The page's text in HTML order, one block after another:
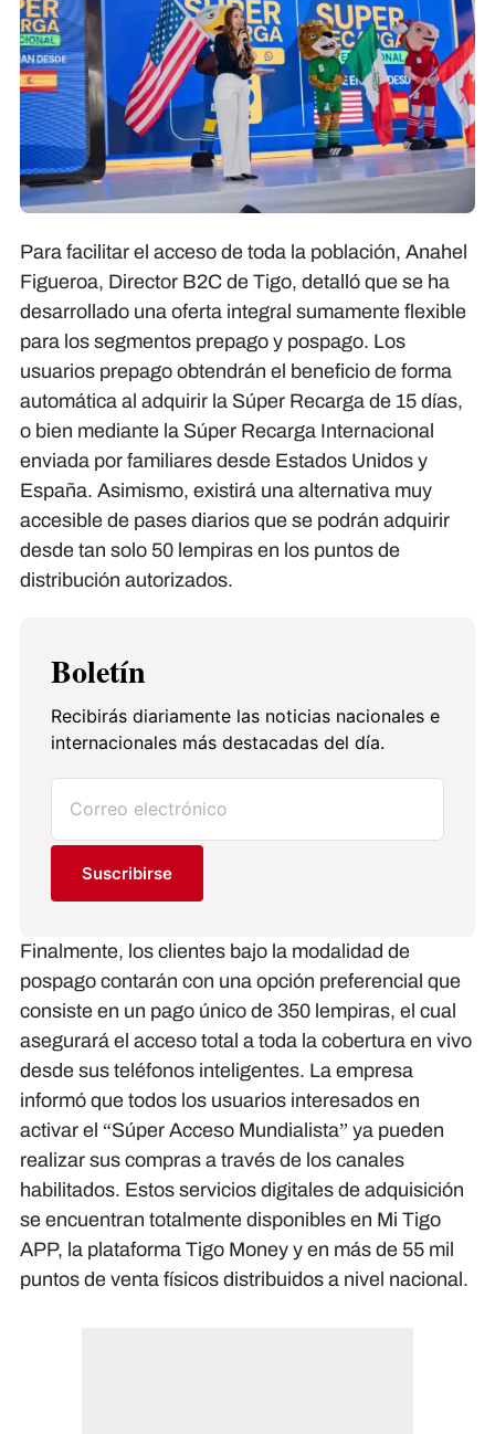
Para facilitar el acceso de toda la población, Anahel
Figueroa, Director B2C de Tigo, detalló que se ha
desarrollado una oferta integral sumamente flexible
para los segmentos prepago y pospago. Los
usuarios prepago obtendrán el beneficio de forma
automática al adquirir la Súper Recarga de 15 días,
o bien mediante la Súper Recarga Internacional
enviada por familiares desde Estados Unidos y
España. Asimismo, existirá una alternativa muy
accesible de pases diarios que se podrán adquirir
desde tan solo 50 lempiras en los puntos de
distribución autorizados.
Boletín
Recibirás diariamente las noticias nacionales e
internacionales más destacadas del día.
Suscribirse
Finalmente, los clientes bajo la modalidad de
pospago contarán con una opción preferencial que
consiste en un pago único de 350 lempiras, el cual
asegurará el acceso total a toda la cobertura en vivo
desde sus teléfonos inteligentes. La empresa
informó que todos los usuarios interesados en
activar el “Súper Acceso Mundialista” ya pueden
realizar sus compras a través de los canales
habilitados. Estos servicios digitales de adquisición
se encuentran totalmente disponibles en Mi Tigo
APP, la plataforma Tigo Money y en más de 55 mil
puntos de venta físicos distribuidos a nivel nacional.